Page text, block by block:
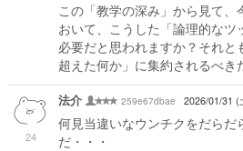
この「教学の深み」から見て
おいて、こうした「論理的なツ
必要だと思われますか？それ
超えた何か」に集約されるべき
24
法介 259e67dbae 2026/01/31 (
何見当違いなウンチクをだらだ
だ・・・